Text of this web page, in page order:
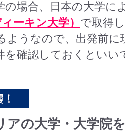
の場合、日本の大学に
ーキン大学） で取得
ようなので、出発前に
を確認しておくといい
アの大学・大学院